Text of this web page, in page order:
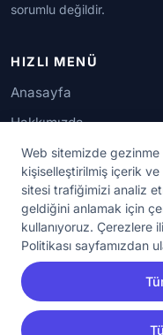
Web sitemizde
kişiselleştirilmiş içerik
sitesi trafiğimizi analiz
geldiğini anlamak için
kullanıyoruz. Çerezlere
Politikası sayfamızdan
sorumlu değildir.
HIZLI MENÜ
Anasayfa
Hakkımızda
İletişim
YASAL KORUMA
Kullanım Koşulları
Gizlilik Sözleşmesi
KVKK Aydınlatma Metni
Çerez Ayarları